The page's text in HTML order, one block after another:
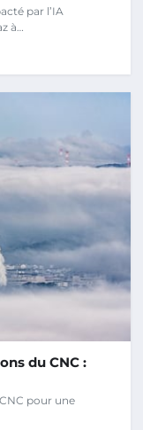
par l’IA
à…
du CNC :
pour une